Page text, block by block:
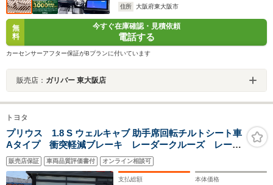
住所 大阪府東大阪市
無
料
今すぐ在庫確認・見積依頼
電話する
カーセンサーアフター保証がBプランに付いています
販売店： ガリバー 東大阪店
トヨタ
プリウス 1.8 S ウェルキャブ 助手席回転チルトシート車
Aタイプ 衝突軽減ブレーキ レーダークルーズ レーン
アシスト ナビ フルセグ Bluetoothオーディオ バッ
クカメラ スマートキー ETC2.0 フロントドライブ
レコーダー LEDライト
販売店保証 車両品質評価書付 オンライン相談可
支払総額 本体価格